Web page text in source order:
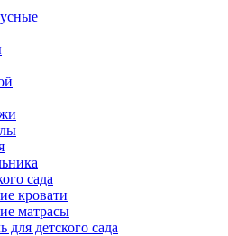
сада
кровати
матрасы
для детского сада